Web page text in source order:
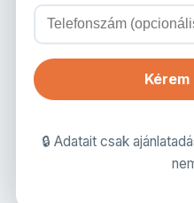
🔒 Adatait csak